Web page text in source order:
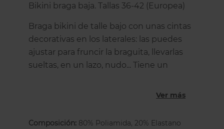
Bikini braga baja. Tallas 36-42 (Europea)
Braga bikini de talle bajo con unas cintas
decorativas en los laterales: las puedes
ajustar para fruncir la braguita, llevarlas
sueltas, en un lazo, nudo... Tiene un
un fondo azul celeste de estilo retro-Ver más
Composición: 80% Poliamida, 20% Elastano